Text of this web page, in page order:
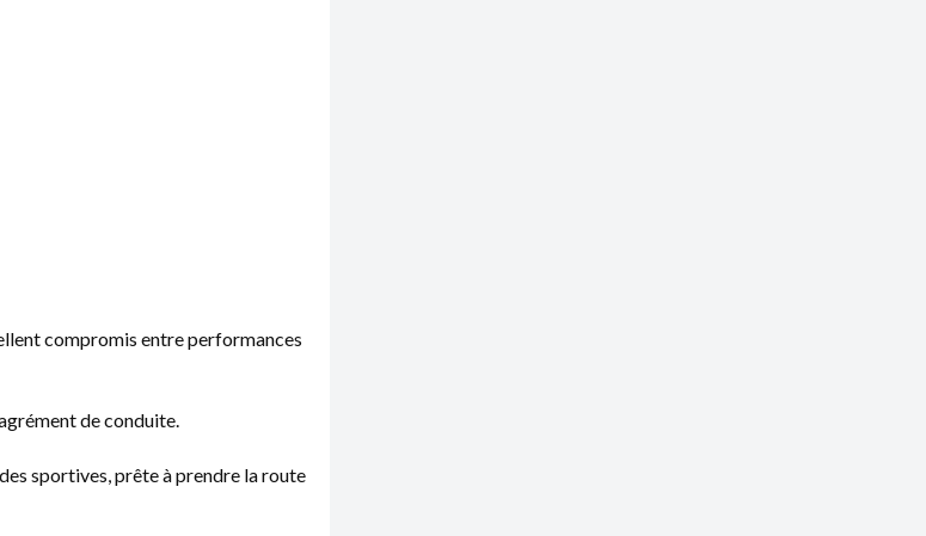
compromis entre performances
de conduite.
sportives, prête à prendre la route